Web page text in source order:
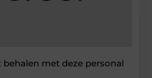
met deze personal